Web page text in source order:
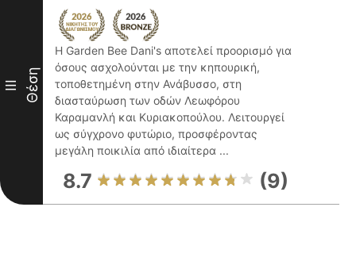
III Θέση
Η Garden Bee Dani's αποτελεί προορισμό για
όσους ασχολούνται με την κηπουρική,
τοποθετημένη στην Ανάβυσσο, στη
διασταύρωση των οδών Λεωφόρου
Καραμανλή και Κυριακοπούλου. Λειτουργεί
ως σύγχρονο φυτώριο, προσφέροντας
μεγάλη ποικιλία από ιδιαίτερα ...
8.7 (9)